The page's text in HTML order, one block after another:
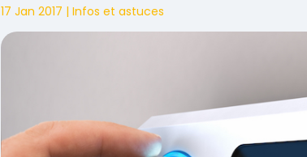
17 Jan 2017 |Infos et astuces